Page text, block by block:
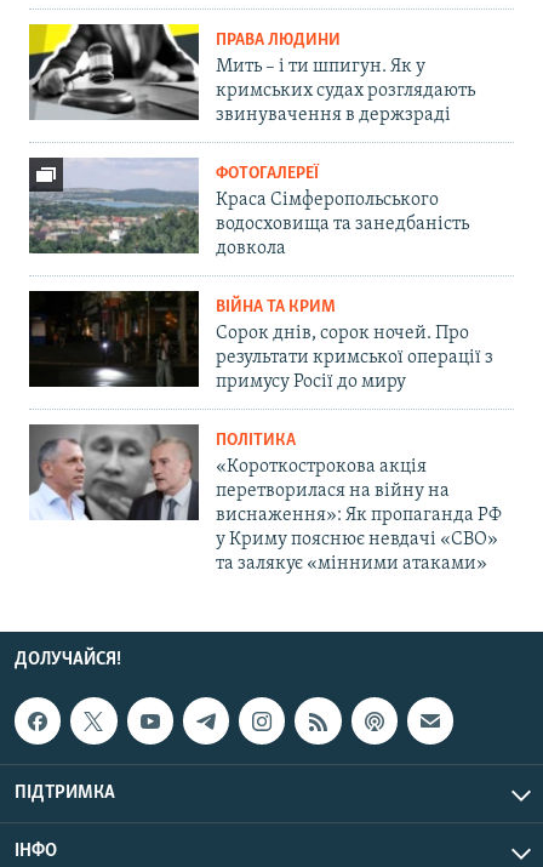
ПРАВА ЛЮДИНИ
Мить – і ти шпигун. Як у
кримських судах розглядають
звинувачення в держзраді
ФОТОГАЛЕРЕЇ
Краса Сімферопольського
водосховища та занедбаність
довкола
ВІЙНА ТА КРИМ
Сорок днів, сорок ночей. Про
результати кримської операції з
примусу Росії до миру
ПОЛІТИКА
«Короткострокова акція
перетворилася на війну на
виснаження»: Як пропаганда РФ
у Криму пояснює невдачі «СВО»
та залякує «мінними атаками»
ДОЛУЧАЙСЯ!
ПІДТРИМКА
ІНФО